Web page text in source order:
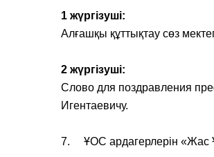
1 жүргізуші:
Алғашқы құттықтау сөз
2 жүргізуші:
Слово для поздравления
Игентаевичу.
7. ҰОС ардагерлерін «Жас